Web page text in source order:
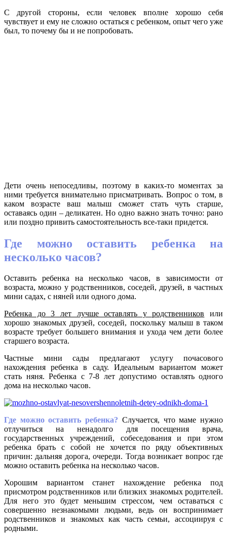
С другой стороны, если человек вполне хорошо себя
чувствует и ему не сложно остаться с ребенком, опыт чего уже
был, то почему бы и не попробовать.
Дети очень непоседливы, поэтому в каких-то моментах за
ними требуется внимательно присматривать. Вопрос о том, в
каком возрасте ваш малыш сможет стать чуть старше,
оставаясь один – деликатен. Но одно важно знать точно: рано
или поздно привить самостоятельность все-таки придется.
Где можно оставить ребенка на
несколько часов?
Оставить ребенка на несколько часов, в зависимости от
возраста, можно у родственников, соседей, друзей, в частных
мини садах, с няней или одного дома.
Ребенка до 3 лет лучше оставлять у родственников или
хорошо знакомых друзей, соседей, поскольку малыш в таком
возрасте требует большего внимания и ухода чем дети более
старшего возраста.
Частные мини сады предлагают услугу почасового
нахождения ребенка в саду. Идеальным вариантом может
стать няня. Ребенка с 7-8 лет допустимо оставлять одного
дома на несколько часов.
Где можно оставить ребенка? Случается, что маме нужно
отлучиться на ненадолго для посещения врача,
государственных учреждений, собеседования и при этом
ребенка брать с собой не хочется по ряду объективных
причин: дальняя дорога, очереди. Тогда возникает вопрос где
можно оставить ребенка на несколько часов.
Хорошим вариантом станет нахождение ребенка под
присмотром родственников или близких знакомых родителей.
Для него это будет меньшим стрессом, чем оставаться с
совершенно незнакомыми людьми, ведь он воспринимает
родственников и знакомых как часть семьи, ассоциируя с
родными.